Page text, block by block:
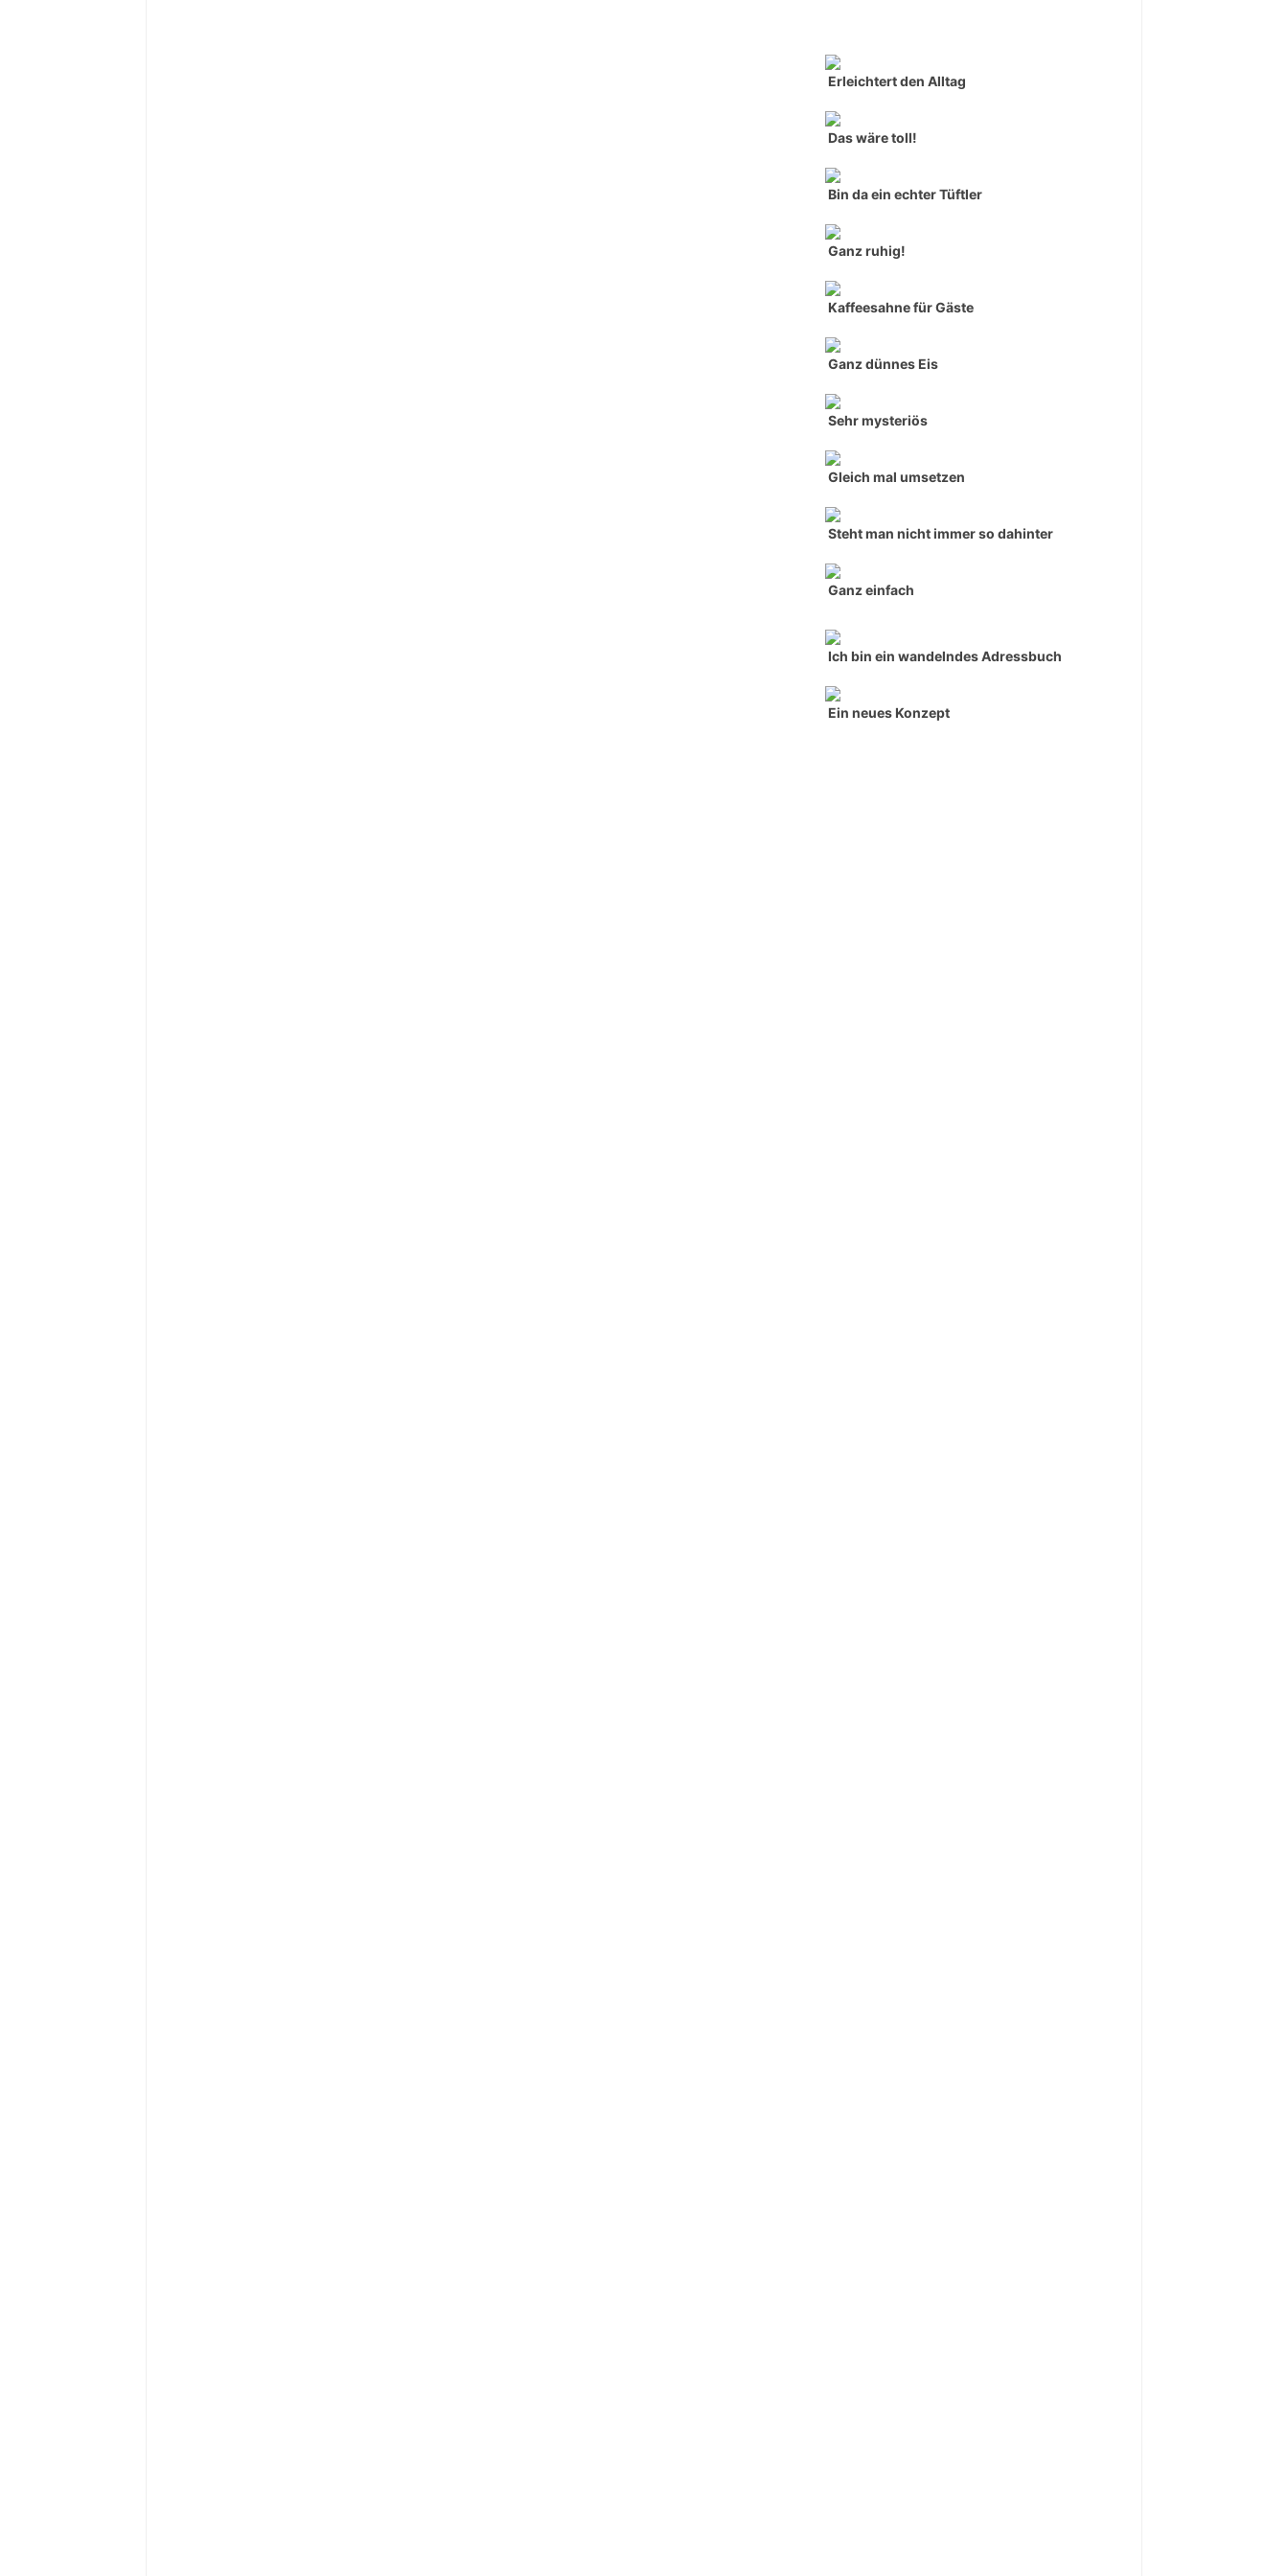
Erleichtert den Alltag
Das wäre toll!
Bin da ein echter Tüftler
Ganz ruhig!
Kaffeesahne für Gäste
Ganz dünnes Eis
Sehr mysteriös
Gleich mal umsetzen
Steht man nicht immer so dahinter
Ganz einfach
Ich bin ein wandelndes Adressbuch
Ein neues Konzept